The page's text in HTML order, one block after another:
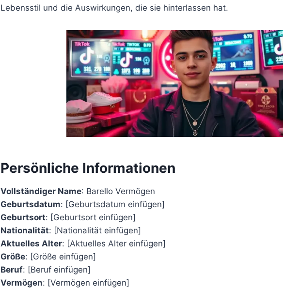
Lebensstil und die Auswirkungen, die sie hinterlassen hat.
Persönliche Informationen
Vollständiger Name: Barello Vermögen
Geburtsdatum: [Geburtsdatum einfügen]
Geburtsort: [Geburtsort einfügen]
Nationalität: [Nationalität einfügen]
Aktuelles Alter: [Aktuelles Alter einfügen]
Größe: [Größe einfügen]
Beruf: [Beruf einfügen]
Vermögen: [Vermögen einfügen]